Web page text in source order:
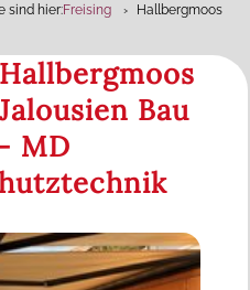
sind hier:Freising Hallbergmoos
Bau
MD